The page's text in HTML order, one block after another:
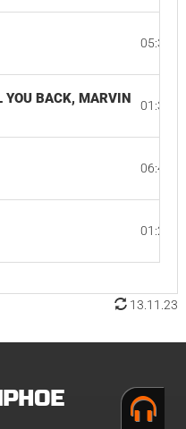
05:31
YOU BACK, MARVIN 01:31
06:41
01:26
13.11.23